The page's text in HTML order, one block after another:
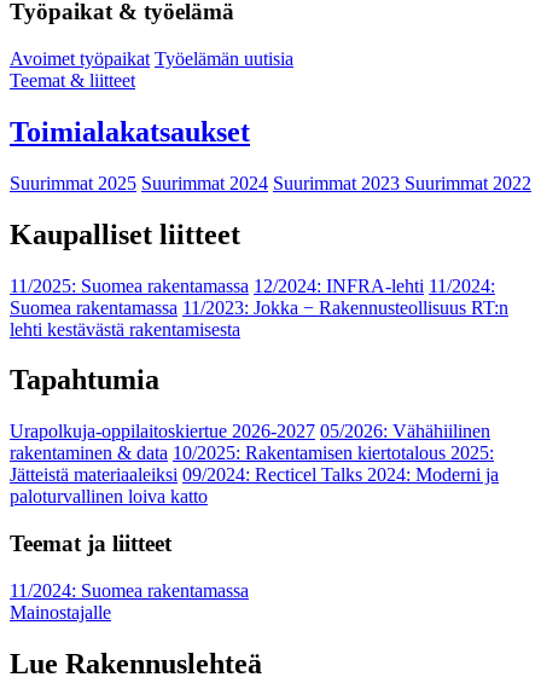
Työpaikat & työelämä
Avoimet työpaikat Työelämän uutisia
Teemat & liitteet
Toimialakatsaukset
Suurimmat 2025 Suurimmat 2024 Suurimmat 2023 Suurimmat 2022
Kaupalliset liitteet
11/2025: Suomea rakentamassa 12/2024: INFRA-lehti 11/2024:
Suomea rakentamassa 11/2023: Jokka − Rakennusteollisuus RT:n
lehti kestävästä rakentamisesta
Tapahtumia
Urapolkuja-oppilaitoskiertue 2026-2027 05/2026: Vähähiilinen
rakentaminen & data 10/2025: Rakentamisen kiertotalous 2025:
Jätteistä materiaaleiksi 09/2024: Recticel Talks 2024: Moderni ja
paloturvallinen loiva katto
Teemat ja liitteet
11/2024: Suomea rakentamassa
Mainostajalle
Lue Rakennuslehteä